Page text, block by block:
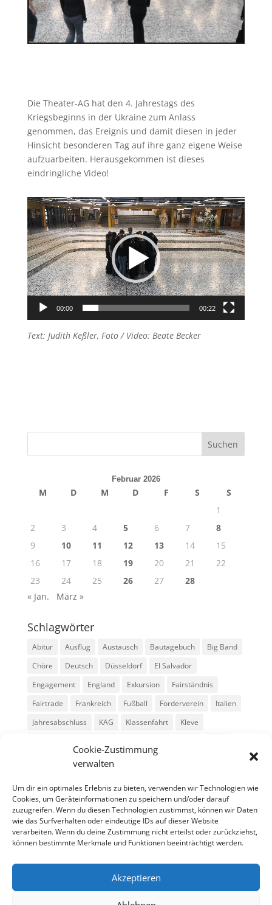
Cookie-Zustimmung
verwalten
Um dir ein optimales Erlebnis zu bieten, verwenden wir Technologien wie
Cookies, um Geräteinformationen zu speichern und/oder darauf
zuzugreifen. Wenn du diesen Technologien zustimmst, können wir Daten
wie das Surfverhalten oder eindeutige IDs auf dieser Website
verarbeiten. Wenn du deine Zustimmung nicht erteilst oder zurückziehst,
können bestimmte Merkmale und Funktionen beeinträchtigt werden.
Akzeptieren
Die Theater-AG hat den 4. Jahrestags des
Kriegsbeginns in der Ukraine zum Anlass
genommen, das Ereignis und damit diesen in jeder
Hinsicht besonderen Tag auf ihre ganz eigene Weise
aufzuarbeiten. Herausgekommen ist dieses
eindringliche Video!
Video-
Player
00:00 00:22
Text: Judith Keßler, Foto / Video: Beate Becker
Februar 2026
M D M D F S
S
1
2
3 4 5 6 7
8
9
10 11 12 13 14
15
16
17 18 19 20 21
22
23
24 25 26 27
28
« Jan.
März »
Schlagwörter
Abitur Ausflug Austausch Bautagebuch
Big Band
Chöre
Deutsch Düsseldorf
El Salvador
Engagement
England Exkursion
Fairständnis
Fairtrade
Frankreich Fußball Förderverein
Italien
Jahresabschluss
KAG Klassenfahrt
Kleve
Musik
Sport
Stadtradeln SV
Tag der offenen Tür
Theater
USA Weihnachten WPU Xanten